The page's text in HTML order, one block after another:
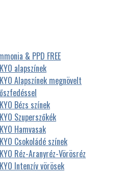
& PPD FREE
KYO alapszínek
KYO Alapszínek megnövelt
őszfedéssel
KYO Bézs színek
KYO Szuperszőkék
KYO Hamvasak
KYO Csokoládé színek
KYO Réz-Aranyréz-Vörösréz
KYO Intenzív vörösek